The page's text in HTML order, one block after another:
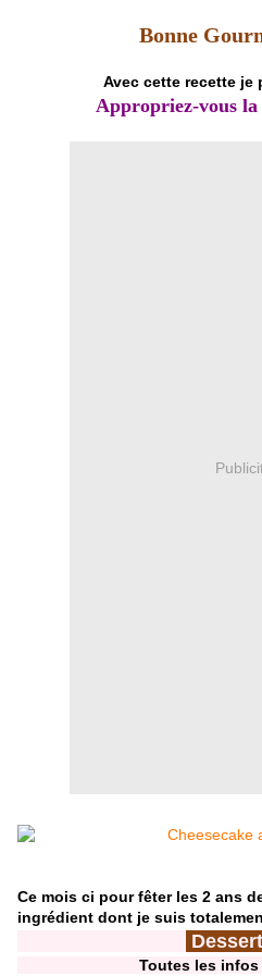
Bonne
Avec cette recette je
Appropriez-vous la
Ce mois ci pour fêter les 2 ans
ingrédient dont je suis
Toutes les infos sur